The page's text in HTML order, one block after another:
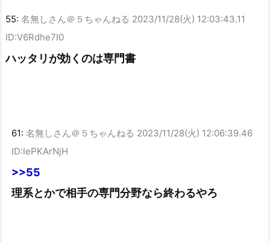
55: 名無しさん＠５ちゃんねる 2023/11/28(火) 12:03:43.11
ID:V6Rdhe7I0
ハッタリが効くのは専門書
61: 名無しさん＠５ちゃんねる 2023/11/28(火) 12:06:39.46
ID:IePKArNjH
>>55
理系とかで相手の専門分野なら終わるやろ